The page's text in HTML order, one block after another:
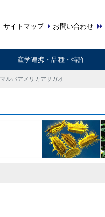
サイトマップ お問い合わせ
産学連携・品種・特許
マルバアメリカアサガオ